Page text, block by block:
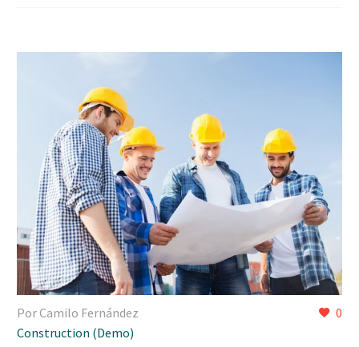
0
Por Camilo Fernández
Construction (Demo)